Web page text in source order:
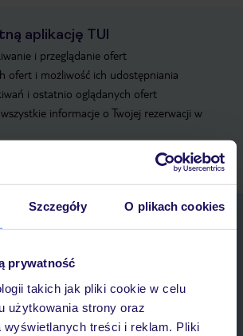
Szczegóły O plikach cookies
prywatność
takich jak pliki cookie w celu
użytkowania strony oraz
wyświetlanych treści i reklam. Pliki
aplikację TUI
i przeglądanie ofert
ofert i możliwość ich udostępniania
i ostatnio oglądanych ofert
informacje o Twojej rezerwacji w